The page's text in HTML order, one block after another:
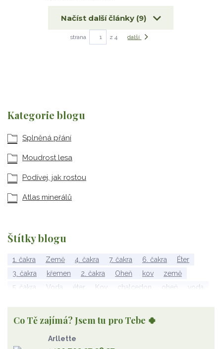
Kategorie blogu
Splněná přání
Moudrost lesa
Podívej, jak rostou
Atlas minerálů
Štítky blogu
1. čakra Země 4. čakra 7. čakra 6. čakra
Éter
3. čakra
křemen 2. čakra Oheň kov
země
5. čakra
Voda éter Kov chalcedon oheň
voda
Wu Xing
apatit
diamant
Co Tě zajímá? Jsem tu pro Tebe 🍀
Arllette
Načíst další články (9)
strana z 4 další